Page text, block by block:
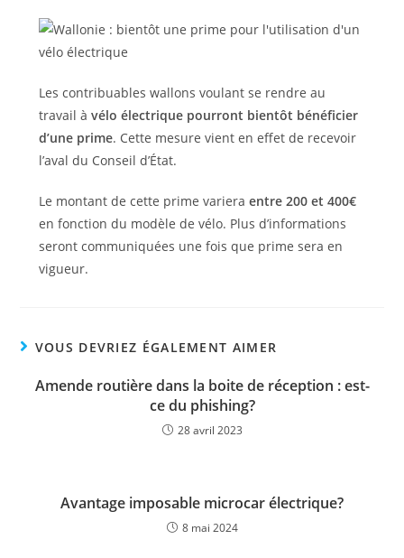
Les contribuables wallons voulant se rendre au
travail à vélo électrique pourront bientôt bénéficier
d’une prime. Cette mesure vient en effet de recevoir
l’aval du Conseil d’État.
Le montant de cette prime variera entre 200 et 400€
en fonction du modèle de vélo. Plus d’informations
seront communiquées une fois que prime sera en
vigueur.
VOUS DEVRIEZ ÉGALEMENT AIMER
Amende routière dans la boite de réception : est-
ce du phishing?
28 avril 2023
Avantage imposable microcar électrique?
8 mai 2024